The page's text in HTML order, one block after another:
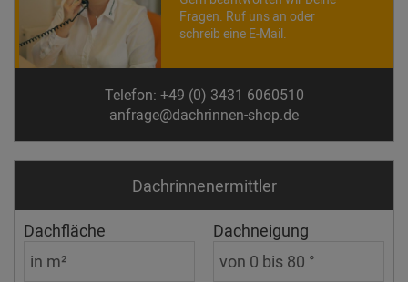
Fragen. Ruf uns an oder
schreib eine E-Mail.
Telefon: +49 (0) 3431 6060510
anfrage@dachrinnen-shop.de
Dachrinnen­ermittler
Dachfläche Dachneigung